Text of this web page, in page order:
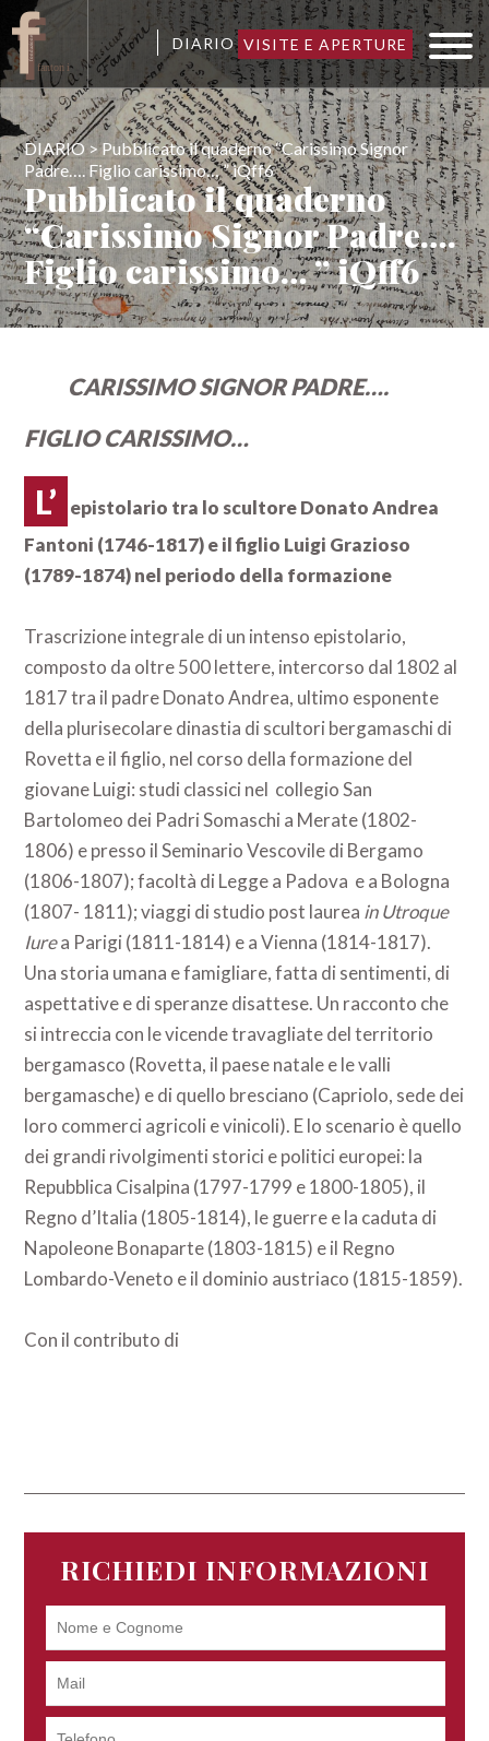
DIARIO VISITE E APERTURE
DIARIO > Pubblicato il quaderno “Carissimo Signor
Padre…. Figlio carissimo… ” iQff6
Pubblicato il quaderno
“Carissimo Signor Padre….
Figlio carissimo… ” iQff6
CARISSIMO SIGNOR PADRE….
FIGLIO CARISSIMO…
L’
epistolario tra lo scultore Donato Andrea
Fantoni (1746-1817) e il figlio Luigi Grazioso
(1789-1874) nel periodo della formazione
Trascrizione integrale di un intenso epistolario,
composto da oltre 500 lettere, intercorso dal 1802 al
1817 tra il padre Donato Andrea, ultimo esponente
della plurisecolare dinastia di scultori bergamaschi di
Rovetta e il figlio, nel corso della formazione del
giovane Luigi: studi classici nel collegio San
Bartolomeo dei Padri Somaschi a Merate (1802-
1806) e presso il Seminario Vescovile di Bergamo
(1806-1807); facoltà di Legge a Padova e a Bologna
(1807- 1811); viaggi di studio post laurea in Utroque
Iurea Parigi (1811-1814) e a Vienna (1814-1817).
Una storia umana e famigliare, fatta di sentimenti, di
aspettative e di speranze disattese. Un racconto che
si intreccia con le vicende travagliate del territorio
bergamasco (Rovetta, il paese natale e le valli
bergamasche) e di quello bresciano (Capriolo, sede dei
loro commerci agricoli e vinicoli). E lo scenario è quello
dei grandi rivolgimenti storici e politici europei: la
Repubblica Cisalpina (1797-1799 e 1800-1805), il
Regno d’Italia (1805-1814), le guerre e la caduta di
Napoleone Bonaparte (1803-1815) e il Regno
Lombardo-Veneto e il dominio austriaco (1815-1859).
Con il contributo di
RICHIEDI INFORMAZIONI